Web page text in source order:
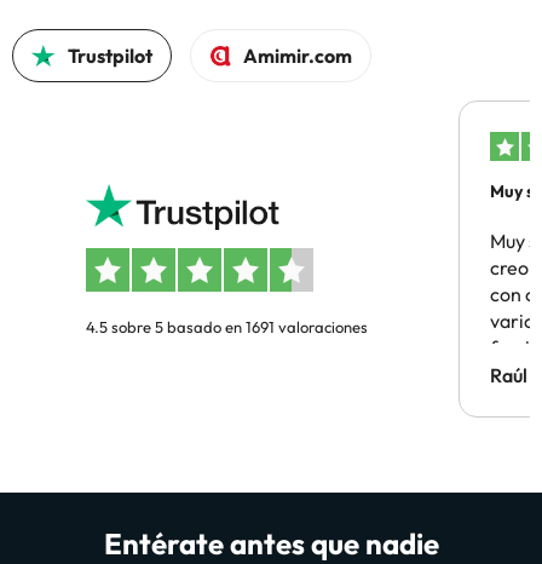
Trustpilot Amimir.com
4.5 sobre 5 basado en 1691 valoraciones
Muy
Muy
creo
con
Hotel
Raúl
Entérate antes que nadie